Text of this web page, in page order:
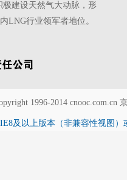
建设天然气大动脉，形
LNG行业领军者地位。
1996-2014 cnooc.com.cn
及以上版本（非兼容性视图